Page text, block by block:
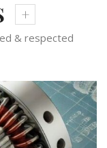
& respected